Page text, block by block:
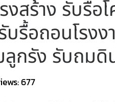
งสร้าง รับรื้อ
บรื้อถอนโรง
กรัง รับถมดิ
677